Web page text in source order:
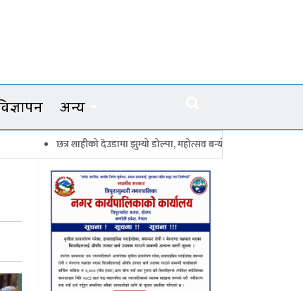
अन्य
देउडामा झुम्यो डोल्पा, महोत्सव बन्यो कर्णालीको सांगीतिक उत्सव